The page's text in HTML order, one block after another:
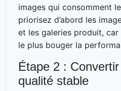
images qui consomment
priorisez d’abord les
et les galeries produit,
le plus bouger la
Étape 2 :
qualité stable